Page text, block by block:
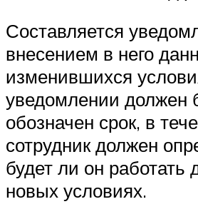
Составляется
внесением в него
изменившихся
уведомлении должен
обозначен срок, в
сотрудник должен
будет ли он работать
новых условиях.